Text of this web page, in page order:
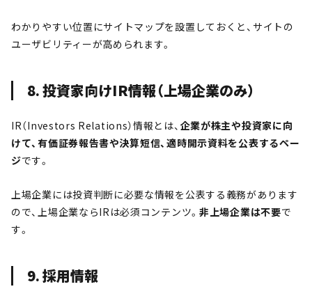
わかりやすい位置にサイトマップを設置しておくと、サイトの
ユーザビリティーが高められます。
8. 投資家向けIR情報（上場企業のみ）
IR（Investors Relations）情報とは、 企業が株主や投資家に向
けて、有価証券報告書や決算短信、適時開示資料を公表するペー
ジです。
上場企業には投資判断に必要な情報を公表する義務があります
ので、上場企業ならIRは必須コンテンツ。 非上場企業は不要で
す。
9. 採用情報